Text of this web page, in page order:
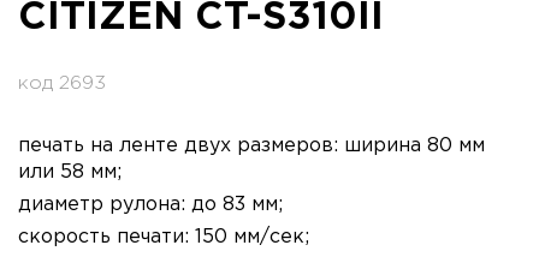
CITIZEN CT-S310II
код 2693
печать на ленте двух размеров: ширина 80 мм
или 58 мм;
диаметр рулона: до 83 мм;
скорость печати: 150 мм/сек;